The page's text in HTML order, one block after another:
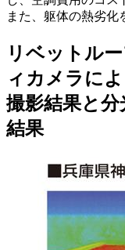
また、躯体の熱劣化
リベットル
ィカメラに
撮影結果と
結果